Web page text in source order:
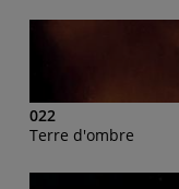
022
Terre d'ombre